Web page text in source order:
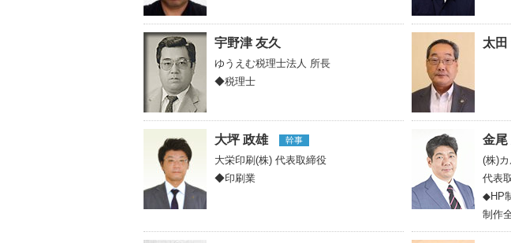
宇野津 友久
ゆうえむ税理士法人 所長
◆税理士
太田
大坪 政雄 幹事
大栄印刷(株) 代表取締役
◆印刷業
金尾
(株)
代表
◆HP
制作